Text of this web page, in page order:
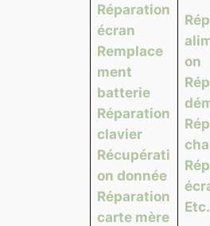
Réparation
écran
Remplace
ment
batterie
Réparation
clavier
Récupérati
on donnée
Réparation
carte mère
on